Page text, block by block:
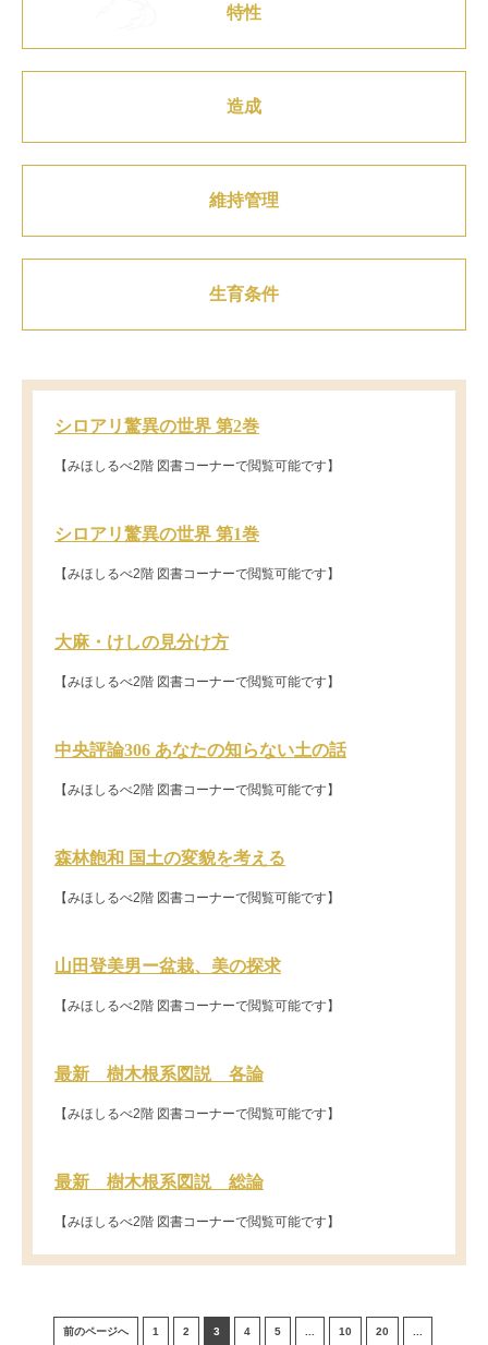
特性
造成
維持管理
生育条件
シロアリ驚異の世界 第2巻
【みほしるべ2階 図書コーナーで閲覧可能です】
シロアリ驚異の世界 第1巻
【みほしるべ2階 図書コーナーで閲覧可能です】
大麻・けしの見分け方
【みほしるべ2階 図書コーナーで閲覧可能です】
中央評論306 あなたの知らない土の話
【みほしるべ2階 図書コーナーで閲覧可能です】
森林飽和 国土の変貌を考える
【みほしるべ2階 図書コーナーで閲覧可能です】
山田登美男ー盆栽、美の探求
【みほしるべ2階 図書コーナーで閲覧可能です】
最新 樹木根系図説 各論
【みほしるべ2階 図書コーナーで閲覧可能です】
最新 樹木根系図説 総論
【みほしるべ2階 図書コーナーで閲覧可能です】
前のページへ 1 2 3 4 5 10 20